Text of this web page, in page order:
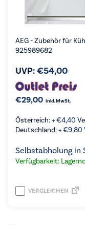
AEG - Zubehör für
925989682
UVP:€54,00
€29,00 inkl. MwSt.
Österreich: +€4,40
Deutschland: +€9,80
Selbstabholung in
Verfügbarkeit:
VERGLEICHEN